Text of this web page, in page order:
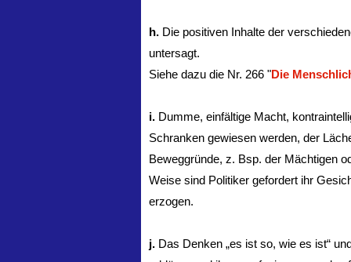
h. Die positiven Inhalte der
untersagt.
Siehe dazu die Nr. 266 "Die
i. Dumme, einfältige Macht,
Schranken gewiesen werden, der
Beweggründe, z. Bsp. der Mächtigen
Weise sind Politiker gefordert ihr
erzogen.
j. Das Denken „es ist so, wie es ist“